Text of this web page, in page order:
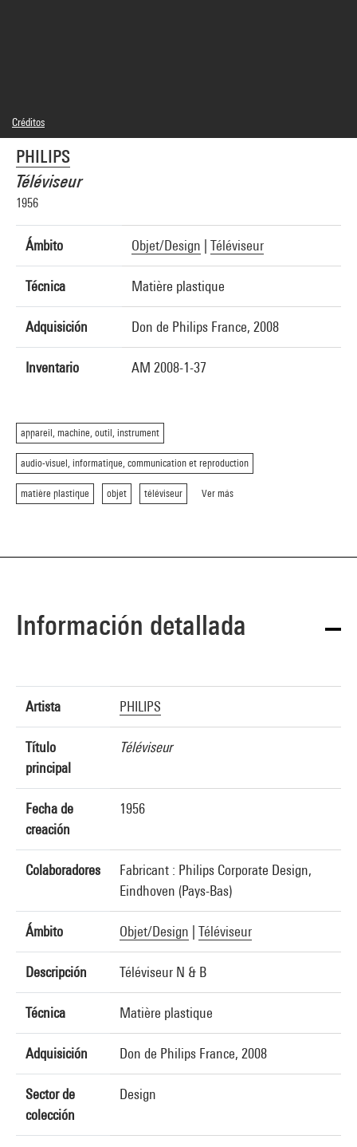
PHILIPS
Téléviseur
1956
Ámbito Objet/Design Téléviseur
Técnica Matière plastique
Adquisición Don de Philips France, 2008
Inventario AM 2008-1-37
appareil, machine, outil, instrument
audio-visuel, informatique, communication et reproduction
matière plastique objet téléviseur Ver más
Créditos
© PHILIPS
Créditos fotográficos : Centre Pompidou, MNAM-CCI/Georges Meguerditchian/Dist.
GrandPalaisRmn
Referencia de la imagen : 4N40318
Difusión de la imagen :
Información detallada
Artista PHILIPS
Título
principal
Téléviseur
Fecha de
creación
1956
Colaboradores
Fabricant : Philips Corporate Design,
Eindhoven (Pays-Bas)
Ámbito Objet/Design Téléviseur
Descripción Téléviseur N & B
Técnica Matière plastique
Adquisición Don de Philips France, 2008
Sector de
colección
Design